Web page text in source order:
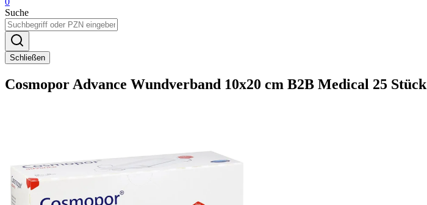
Suche
Schließen
Cosmopor Advance Wundverband 10x20 cm B2B Medical 25 Stück